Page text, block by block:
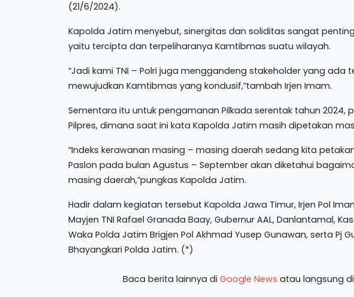
(21/6/2024).
Kapolda Jatim menyebut, sinergitas dan soliditas sangat
yaitu tercipta dan terpeliharanya Kamtibmas suatu wilayah.
“Jadi kami TNI – Polri juga menggandeng stakeholder yang ada
mewujudkan Kamtibmas yang kondusif,”tambah Irjen Imam.
Sementara itu untuk pengamanan Pilkada serentak tahun
Pilpres, dimana saat ini kata Kapolda Jatim masih dipetakan
“Indeks kerawanan masing – masing daerah sedang kita
Paslon pada bulan Agustus – September akan diketahui
masing daerah,”pungkas Kapolda Jatim.
Hadir dalam kegiatan tersebut Kapolda Jawa Timur, Irjen Pol
Mayjen TNI Rafael Granada Baay, Gubernur AAL, Danlantamal,
Waka Polda Jatim Brigjen Pol Akhmad Yusep Gunawan, serta Pj
Bhayangkari Polda Jatim. (*)
Baca berita lainnya di Google News atau langsung